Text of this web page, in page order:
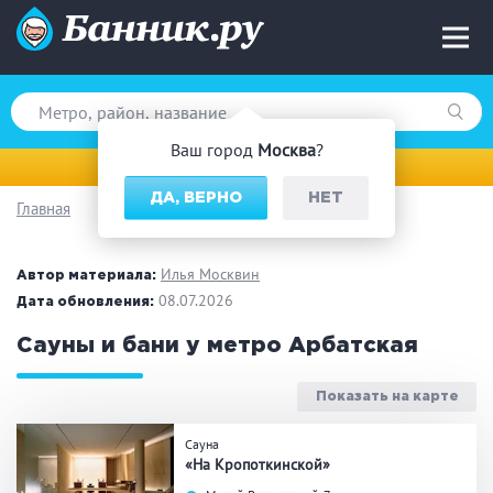
Ваш город Москва?
ДА, ВЕРНО НЕТ
Вид парной
Русская баня
Финская сауна
На дровах
Поводы
Загородный отдых
Главная
Автор материала: Илья Москвин
Дата обновления: 08.07.2026
Сауны и бани у метро Арбатская
Показать на карте
Сауна
«На Кропоткинской»